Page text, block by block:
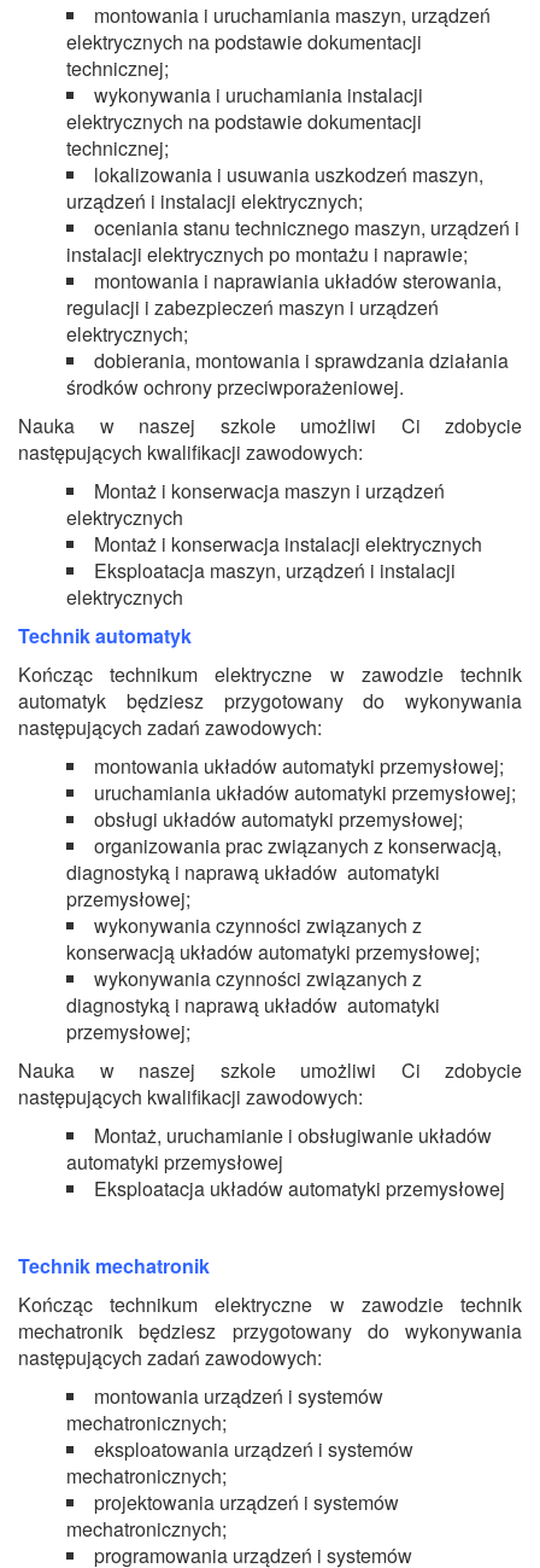
montowania i uruchamiania maszyn, urządzeń
elektrycznych na podstawie dokumentacji
technicznej;
wykonywania i uruchamiania instalacji
elektrycznych na podstawie dokumentacji
technicznej;
lokalizowania i usuwania uszkodzeń maszyn,
urządzeń i instalacji elektrycznych;
oceniania stanu technicznego maszyn, urządzeń i
instalacji elektrycznych po montażu i naprawie;
montowania i naprawiania układów sterowania,
regulacji i zabezpieczeń maszyn i urządzeń
elektrycznych;
dobierania, montowania i sprawdzania działania
środków ochrony przeciwporażeniowej.
Nauka w naszej szkole umożliwi Ci zdobycie
następujących kwalifikacji zawodowych:
Montaż i konserwacja maszyn i urządzeń
elektrycznych
Montaż i konserwacja instalacji elektrycznych
Eksploatacja maszyn, urządzeń i instalacji
elektrycznych
Technik automatyk
Kończąc technikum elektryczne w zawodzie technik
automatyk będziesz przygotowany do wykonywania
następujących zadań zawodowych:
montowania układów automatyki przemysłowej;
uruchamiania układów automatyki przemysłowej;
obsługi układów automatyki przemysłowej;
organizowania prac związanych z konserwacją,
diagnostyką i naprawą układów automatyki
przemysłowej;
wykonywania czynności związanych z
konserwacją układów automatyki przemysłowej;
wykonywania czynności związanych z
diagnostyką i naprawą układów automatyki
przemysłowej;
Nauka w naszej szkole umożliwi Ci zdobycie
następujących kwalifikacji zawodowych:
Montaż, uruchamianie i obsługiwanie układów
automatyki przemysłowej
Eksploatacja układów automatyki przemysłowej
Technik mechatronik
Kończąc technikum elektryczne w zawodzie technik
mechatronik będziesz przygotowany do wykonywania
następujących zadań zawodowych:
montowania urządzeń i systemów
mechatronicznych;
eksploatowania urządzeń i systemów
mechatronicznych;
projektowania urządzeń i systemów
mechatronicznych;
programowania urządzeń i systemów